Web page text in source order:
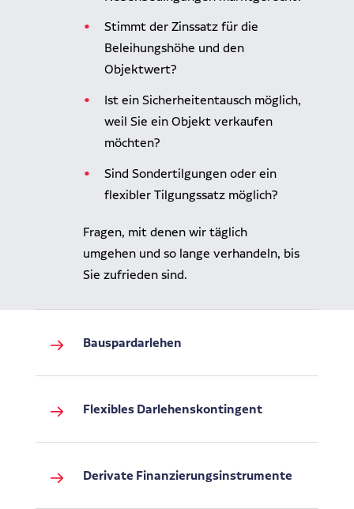
Stimmt der Zinssatz für die
Beleihungshöhe und den
Objektwert?
Ist ein Sicherheitentausch möglich,
weil Sie ein Objekt verkaufen
möchten?
Sind Sondertilgungen oder ein
flexibler Tilgungssatz möglich?
Fragen, mit denen wir täglich
umgehen und so lange verhandeln, bis
Sie zufrieden sind.
Bauspardarlehen
Flexibles Darlehenskontingent
Derivate Finanzierungsinstrumente